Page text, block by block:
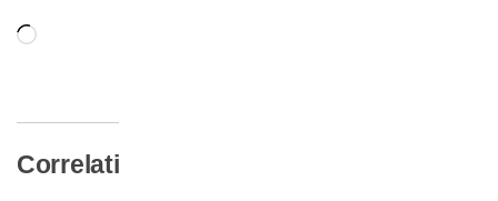
Caricamento
Correlati